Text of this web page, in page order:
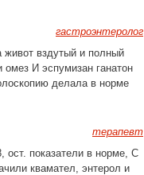
гастроэнтеролог
вздутый и полный
омез И эспумизан ганатон
делала в норме
терапевт
ост. показатели в норме, С
квамател, энтерол и